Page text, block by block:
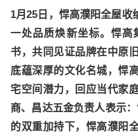
1月25日，悍高濮阳全屋收
一处品质焕新坐标。悍高
书，共同见证品牌在中原
底蕴深厚的文化名城，悍
宅空间潜力，回应当代家
商、昌达五金负责人表示
的双重加持下，悍高濮阳